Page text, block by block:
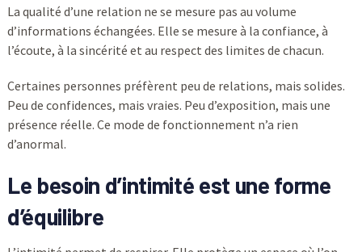
La qualité d’une relation ne se mesure pas au volume
d’informations échangées. Elle se mesure à la confiance, à
l’écoute, à la sincérité et au respect des limites de chacun.
Certaines personnes préfèrent peu de relations, mais solides.
Peu de confidences, mais vraies. Peu d’exposition, mais une
présence réelle. Ce mode de fonctionnement n’a rien
d’anormal.
Le besoin d’intimité est une forme
d’équilibre